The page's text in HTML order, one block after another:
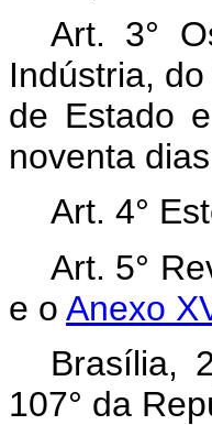
Art. 3°
Indústria,
de Estado
noventa
Art. 4°
Art. 5°
e o Anexo
Brasília,
107° da